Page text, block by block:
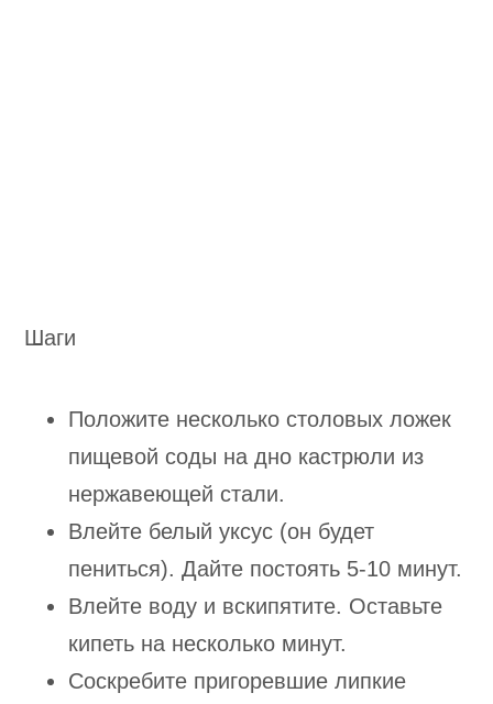
Шаги
Положите несколько столовых ложек
пищевой соды на дно кастрюли из
нержавеющей стали.
Влейте белый уксус (он будет
пениться). Дайте постоять 5-10 минут.
Влейте воду и вскипятите. Оставьте
кипеть на несколько минут.
Соскребите пригоревшие липкие